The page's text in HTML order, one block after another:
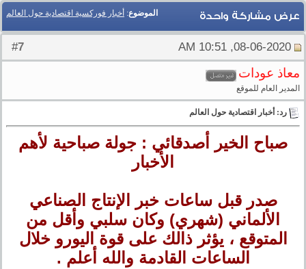
الموضوع: أخبار فوركسية اقتصادية حول العالم عرض مشاركة واحدة
7
معاذ عودات
المدير العام للموقع
رد: أخبار اقتصادية حول العالم
صباح الخير أصدقائي : جولة صباحية لأهم
الأخبار
صدر قبل ساعات خبر الإنتاج الصناعي
الألماني (شهري) وكان سلبي وأقل من
المتوقع ، يؤثر ذالك على قوة اليورو خلال
الساعات القادمة والله أعلم .